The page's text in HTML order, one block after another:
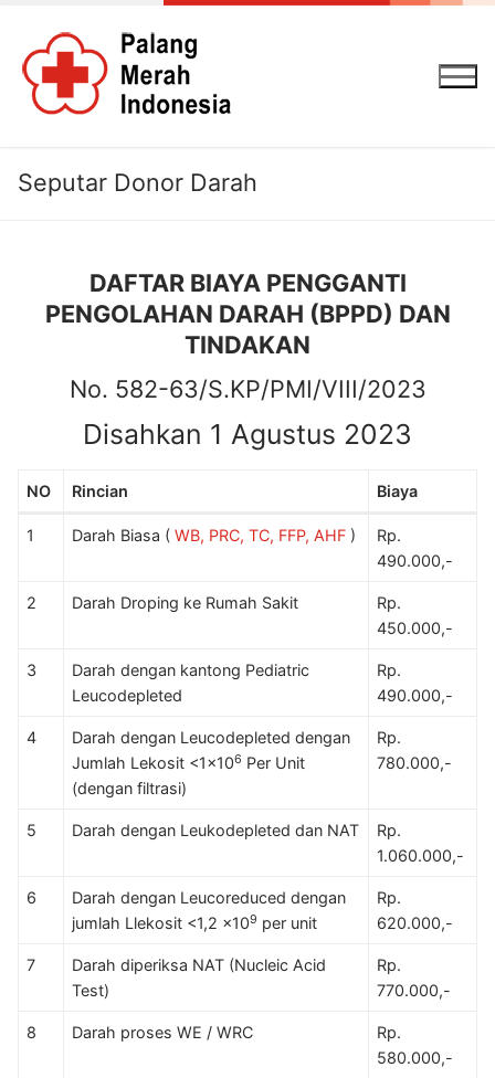
konten
Seputar Donor Darah
DAFTAR BIAYA PENGGANTI
PENGOLAHAN DARAH (BPPD) DAN
TINDAKAN
No. 582-63/S.KP/PMI/VIII/2023
Disahkan 1 Agustus 2023
NO Rincian Biaya
1 Darah Biasa (WB, PRC, TC, FFP, AHF )
Rp.
490.000,-
2 Darah Droping ke Rumah Sakit
Rp.
450.000,-
3
Darah dengan kantong Pediatric
Leucodepleted
Rp.
490.000,-
4
Darah dengan Leucodepleted dengan
Jumlah Lekosit <1×106 Per Unit
(dengan filtrasi)
Rp.
780.000,-
5 Darah dengan Leukodepleted dan NAT
Rp.
1.060.000,-
6
Darah dengan Leucoreduced dengan
jumlah Llekosit <1,2 x109 per unit
Rp.
620.000,-
7
Darah diperiksa NAT (Nucleic Acid
Test)
Rp.
770.000,-
8 Darah proses WE / WRC
Rp.
580.000,-